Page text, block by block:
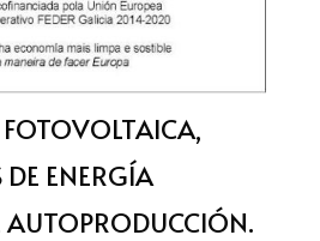
ENERGÍA
AUTOPRODUCCIÓN.